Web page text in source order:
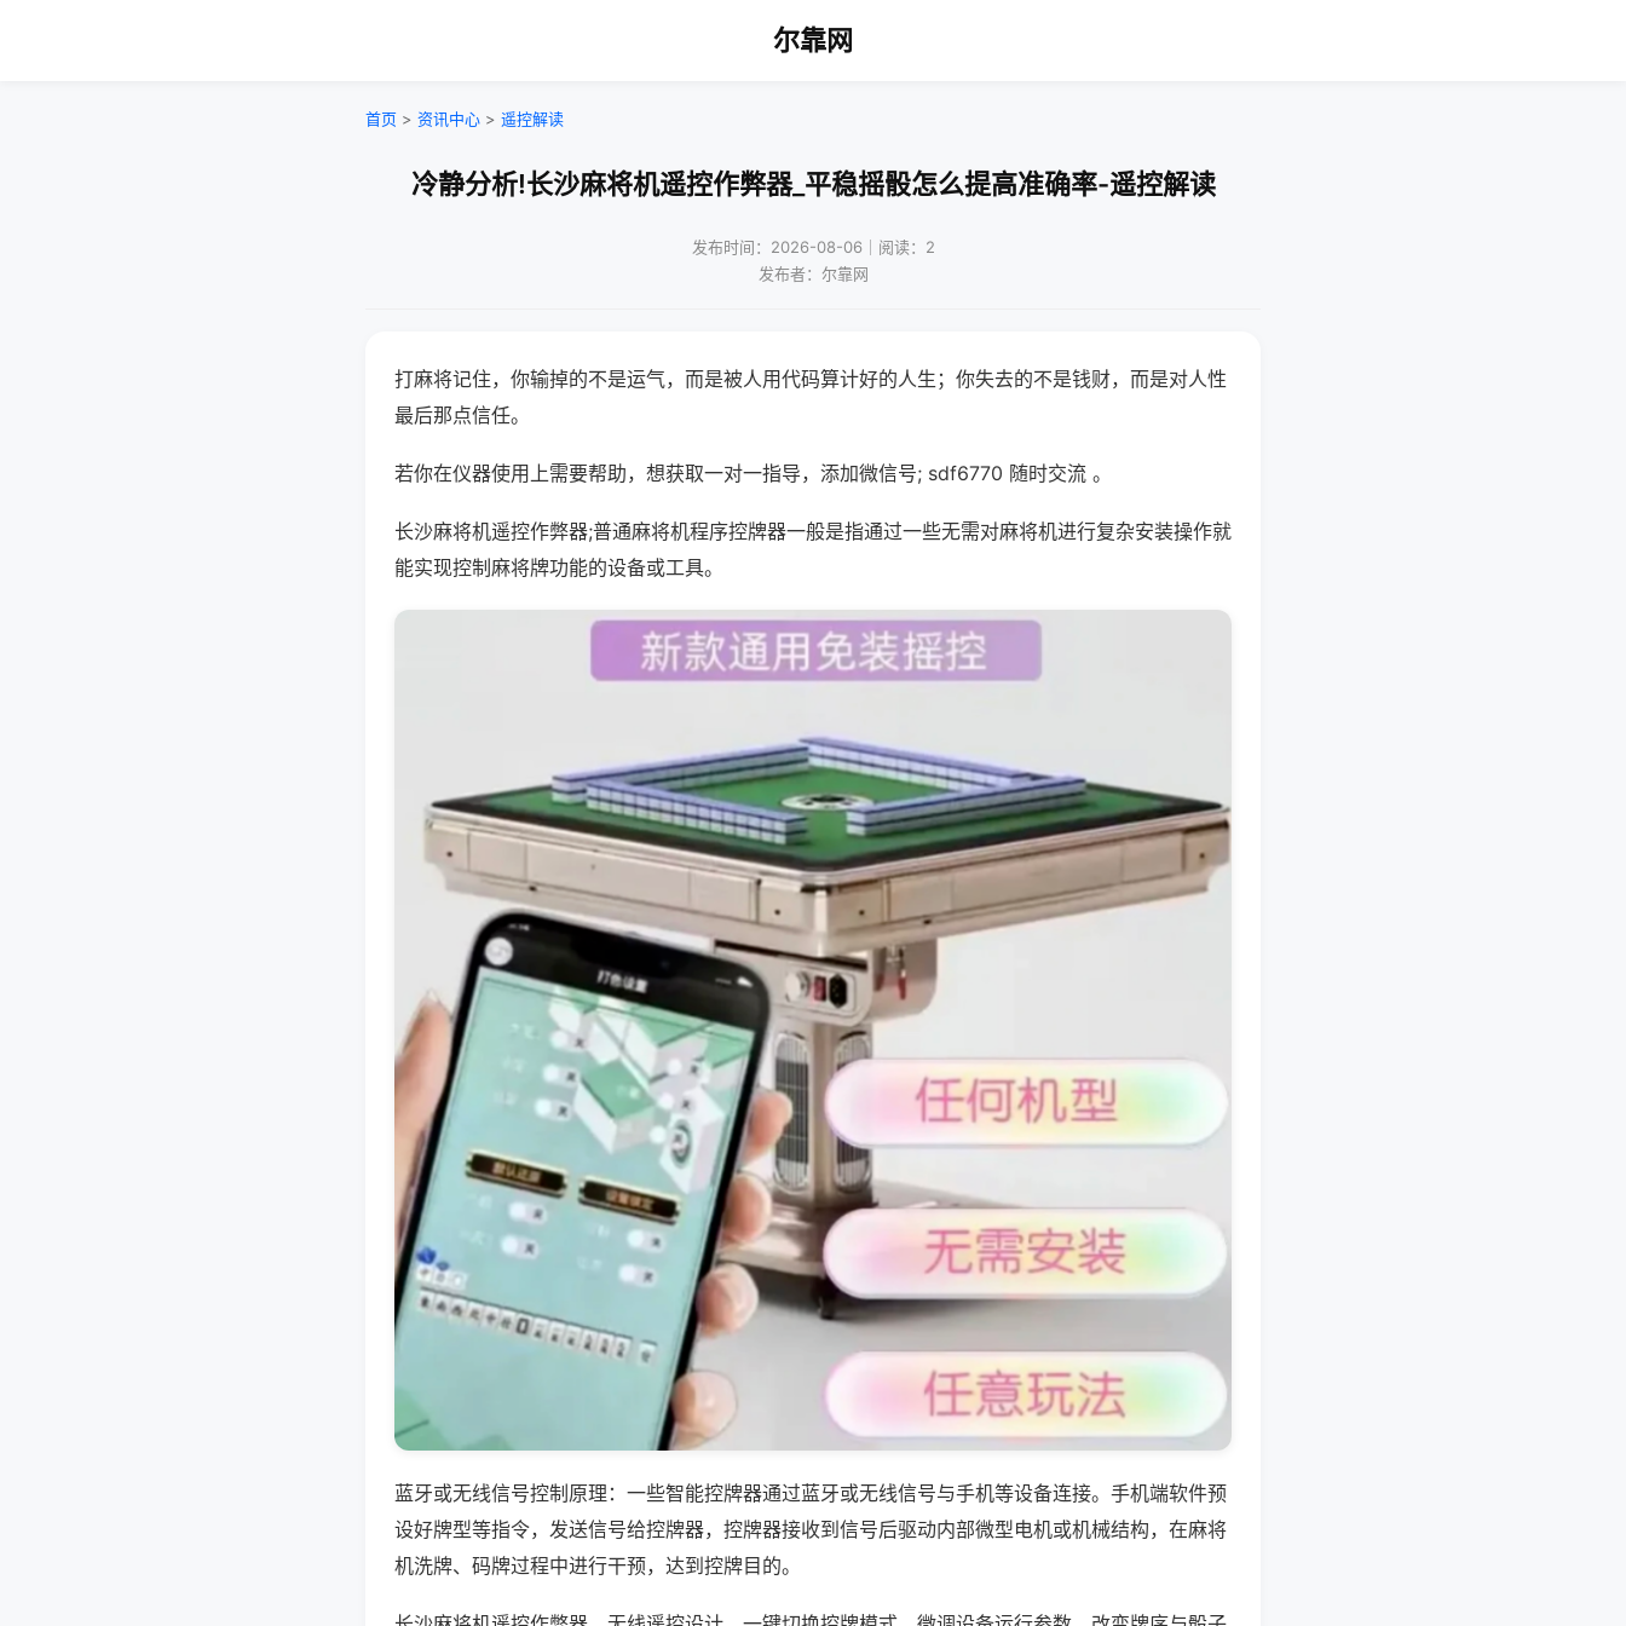
尔靠网
首页 > 资讯中心 > 遥控解读
冷静分析!长沙麻将机遥控作弊器_平稳摇骰怎么提高准确率-遥控解读
发布时间：2026-08-06｜阅读：2
发布者：尔靠网
打麻将记住，你输掉的不是运气，而是被人用代码算计好的人生；你失去的不是钱财，而是对人性
最后那点信任。
若你在仪器使用上需要帮助，想获取一对一指导，添加微信号; sdf6770 随时交流 。
长沙麻将机遥控作弊器;普通麻将机程序控牌器一般是指通过一些无需对麻将机进行复杂安装操作就
能实现控制麻将牌功能的设备或工具。
蓝牙或无线信号控制原理：一些智能控牌器通过蓝牙或无线信号与手机等设备连接。手机端软件预
设好牌型等指令，发送信号给控牌器，控牌器接收到信号后驱动内部微型电机或机械结构，在麻将
机洗牌、码牌过程中进行干预，达到控牌目的。